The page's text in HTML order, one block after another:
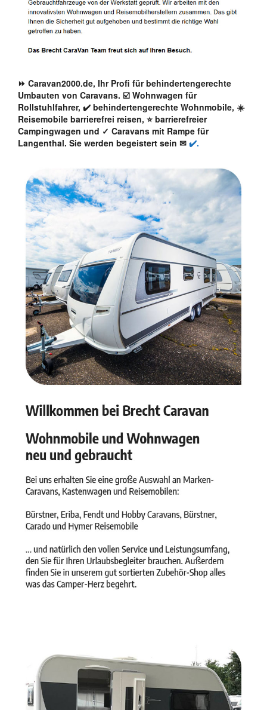
⏩ Caravan2000.de, Ihr Profi für behindertengerechte
Umbauten von Caravans. ☑️ Wohnwagen für
Rollstuhlfahrer, ✔️ behindertengerechte Wohnmobile, ☀️
Reisemobile barrierefrei reisen, ⭐ barrierefreier
Campingwagen und ✓ Caravans mit Rampe für
Langenthal. Sie werden begeistert sein ✉ ✔️.